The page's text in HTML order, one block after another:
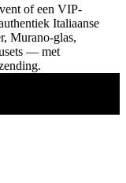
of een VIP-
Italiaanse
Murano-glas,
— met